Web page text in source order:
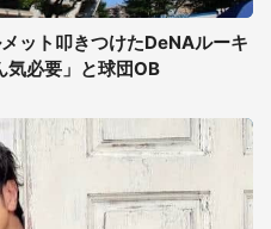
ット叩きつけたDeNAルーキ
気必要」と球団OB